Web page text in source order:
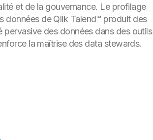
et de la gouvernance. Le profilage
données de Qlik Talend™ produit des
pervasive des données dans des outils
la maîtrise des data stewards.